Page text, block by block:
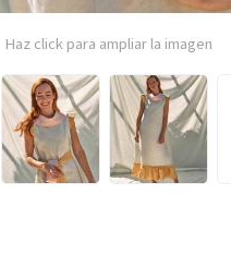
Haz click para ampliar la imagen